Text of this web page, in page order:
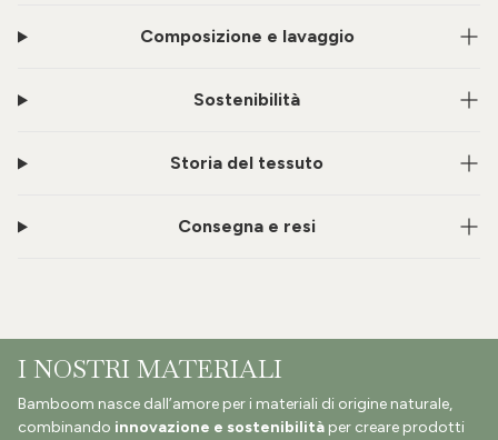
Composizione e lavaggio
Sostenibilità
Storia del tessuto
Consegna e resi
I NOSTRI MATERIALI
Bamboom nasce dall’amore per i materiali di origine naturale,
combinando innovazione e sostenibilità per creare prodotti